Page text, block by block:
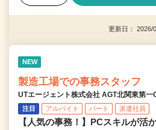
更新日：
NEW
製造工場での事務スタッフ
UTエージェント株式会社 AGT北関東第一
注目 アルバイト パート 派遣社員
【人気の事務！】PCスキルが